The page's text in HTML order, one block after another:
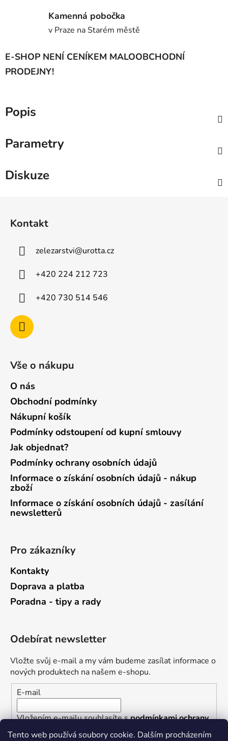
Tento web používá soubory cookie. Dalším procházením
Kamenná pobočka
v Praze na Starém městě
E-SHOP NENÍ CENÍKEM MALOOBCHODNÍ
PRODEJNY!
Popis
Parametry
Diskuze
Kontakt
zelezarstvi@urotta.cz
+420 224 212 723
+420 730 514 546
Vše o nákupu
O nás
Obchodní podmínky
Nákupní košík
Podmínky odstoupení od kupní smlouvy
Jak objednat?
Podmínky ochrany osobních údajů
Informace o získání osobních údajů - nákup
zboží
Informace o získání osobních údajů - zasílání
newsletterů
Pro zákazníky
Kontakty
Doprava a platba
Poradna - tipy a rady
Odebírat newsletter
Vložte svůj e-mail a my vám budeme zasílat informace o
nových produktech na našem e-shopu.
E-mail
Vložením e-mailu souhlasíte spodmínkami ochrany
osobních údajů